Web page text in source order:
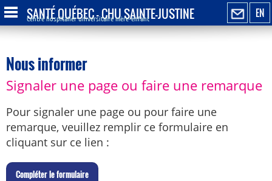
EN
SANTÉ QUÉBEC - CHU SAINTE-JUSTINE
Centre hospitalier universitaire mère-enfant
Nous informer
Signaler une page ou faire une remarque
Pour signaler une page ou pour faire une
remarque, veuillez remplir ce formulaire en
cliquant sur ce lien :
Compléter le formulaire